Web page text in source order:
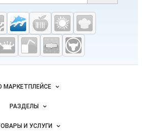
полезные проекты
Fishretail.ru —
рыба,
морепродукты
и контакты
МАРКЕТПЛЕЙСЕ
Новости Fishretail.ru
рекламы
РАЗДЕЛЫ
Объявления
И УСЛУГИ